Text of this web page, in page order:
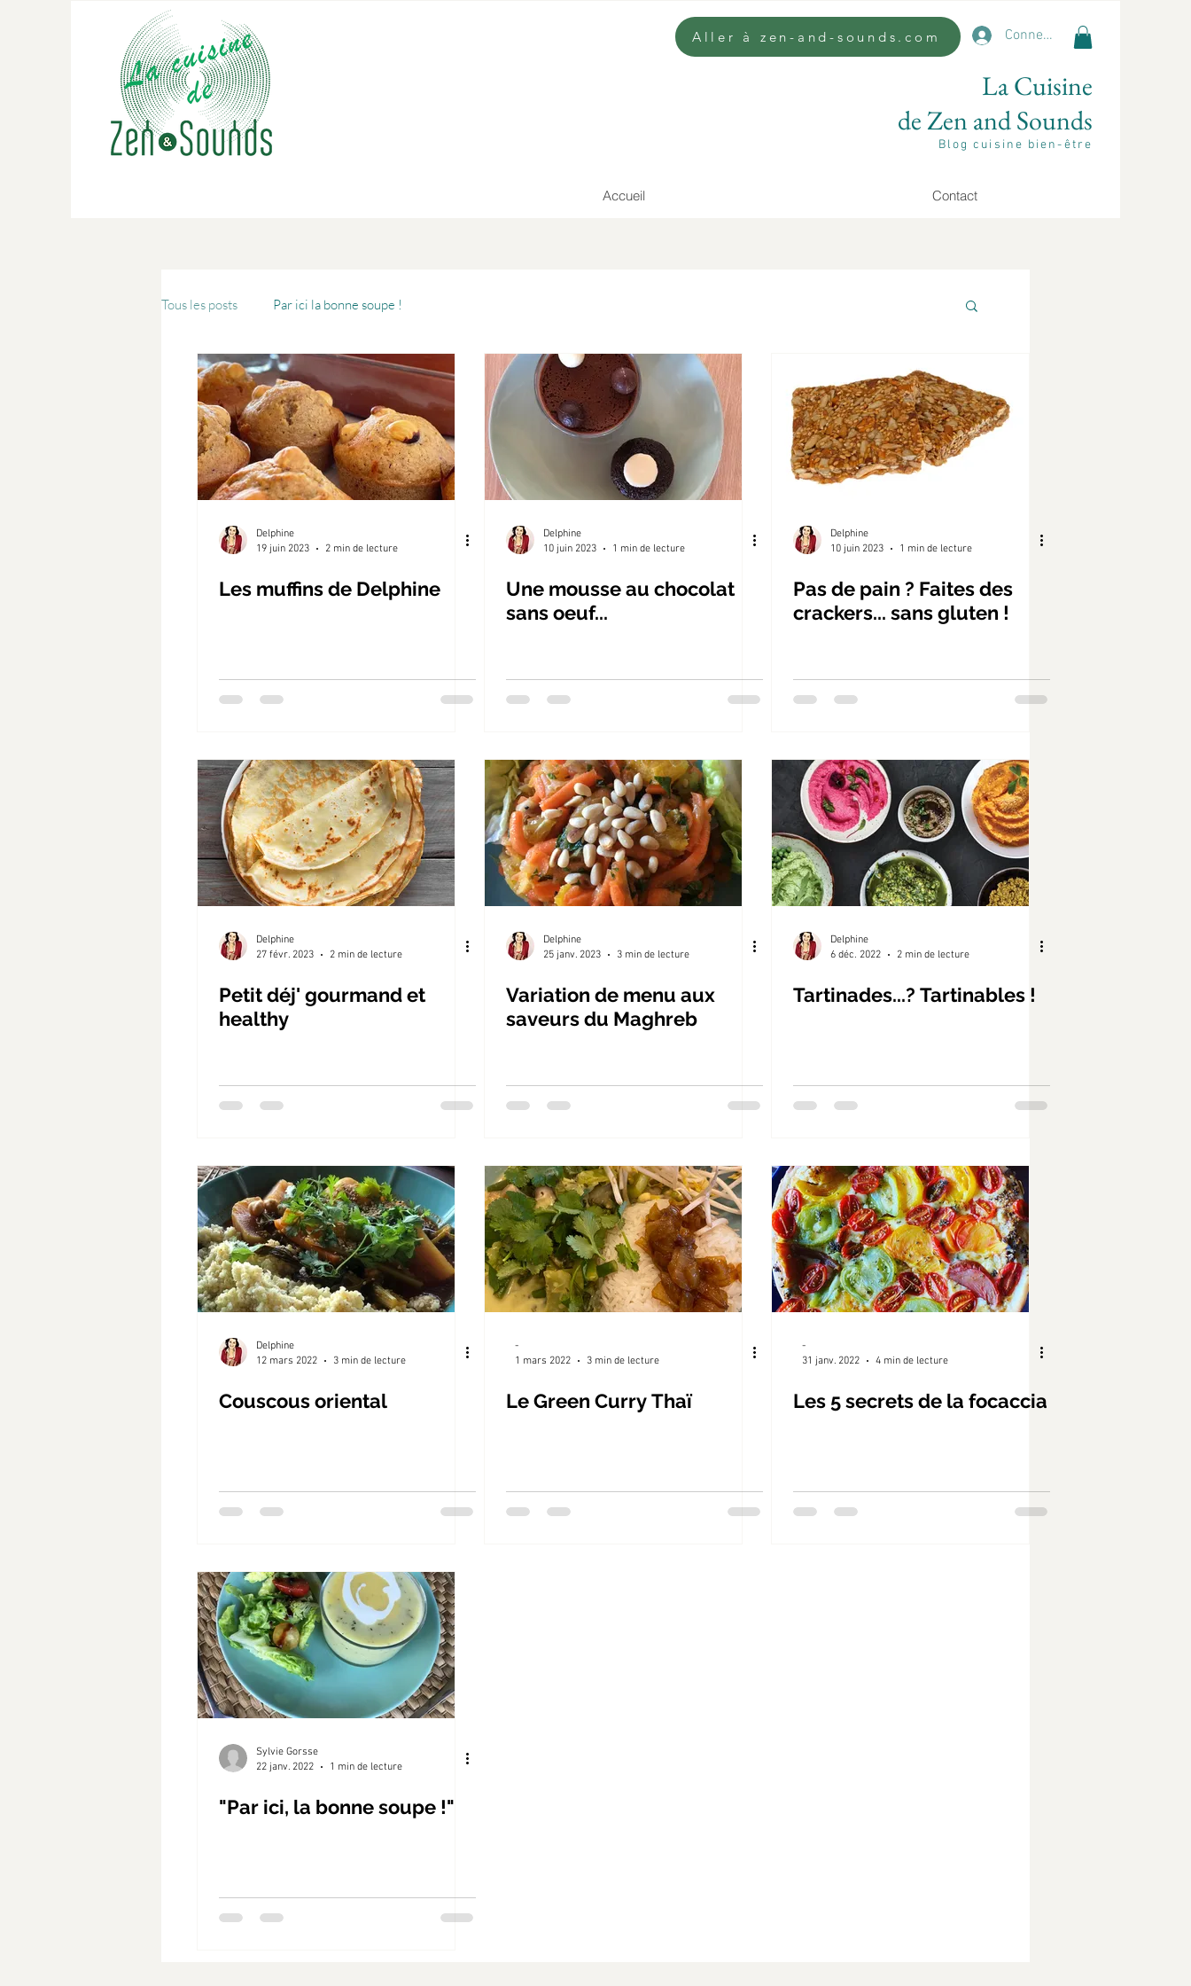
Connexion
Aller à zen-and-sounds.com
La Cuisine
de Zen and Sounds
Blog cuisine bien-être
Accueil Contact
Tous les posts Par ici la bonne soupe !
Delphine
19 juin 2023
2 min de lecture
Les muffins de Delphine
Delphine
10 juin 2023
1 min de lecture
Une mousse au chocolat
sans oeuf...
Delphine
10 juin 2023
1 min de lecture
Pas de pain ? Faites des
crackers... sans gluten !
Delphine
27 févr. 2023
2 min de lecture
Petit déj' gourmand et
healthy
Delphine
25 janv. 2023
3 min de lecture
Variation de menu aux
saveurs du Maghreb
Delphine
6 déc. 2022
2 min de lecture
Tartinades...? Tartinables !
Delphine
12 mars 2022
3 min de lecture
Couscous oriental
-
1 mars 2022
3 min de lecture
Le Green Curry Thaï
-
31 janv. 2022
4 min de lecture
Les 5 secrets de la focaccia
Sylvie Gorsse
22 janv. 2022
1 min de lecture
"Par ici, la bonne soupe !"